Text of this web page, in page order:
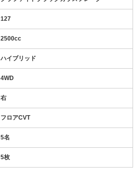
127
2500cc
ハイブリッド
4WD
右
フロアCVT
5名
5枚